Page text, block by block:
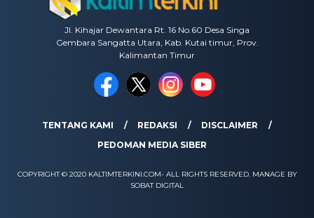
Jl. Kihajar Dewantara Rt. 16 No.60 Desa Singa
Gembara Sangatta Utara, Kab. Kutai timur, Prov.
Kalimantan Timur
TENTANG KAMI REDAKSI
DISCLAIMER
PEDOMAN MEDIA SIBER
COPYRIGHT © 2020 KALTIMTERKINI.COM- ALL RIGHTS RESERVED. MANAGE BY
SOBAT DIGITAL